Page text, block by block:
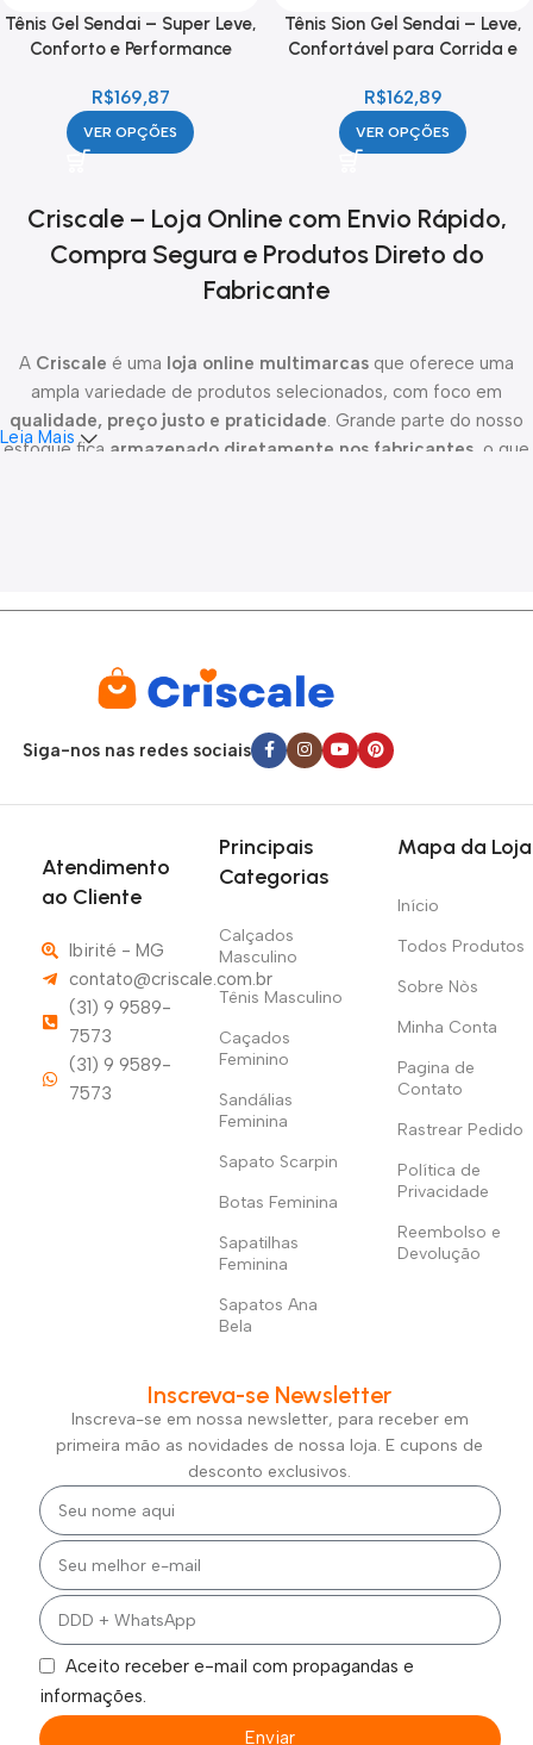
Tênis Gel Sendai – Super Leve,
Conforto e Performance
R$169,87
VER OPÇÕES
Tênis Sion Gel Sendai – Leve,
Confortável para Corrida e
R$162,89
VER OPÇÕES
Criscale – Loja Online com Envio Rápido,
Compra Segura e Produtos Direto do
Fabricante
A Criscale é uma loja online multimarcas que oferece uma
ampla variedade de produtos selecionados, com foco em
qualidade, preço justo e praticidade. Grande parte do nosso
estoque fica armazenado diretamente nos fabricantes , o que
despachados em até 24 horas, garantindo agilidade e
parceiros logísticos confiáveis para realizar
Brasil , sempre com código de rastreamento para
acompanhamento do pedido.
confiável, compagamento protegido,atendimento
e informações claras sobre prazos e envio. Nosso
compromisso é oferecer uma experiência de compra simples,
segura e eficiente, conectando você diretamente aos melhores
produtos do mercado.
Leia Mais
Siga-nos nas redes sociais
Atendimento
ao Cliente
Ibirité - MG
contato@criscale.com.br
(31) 9 9589-
7573
(31) 9 9589-
7573
Principais
Categorias
Calçados
Masculino
Tênis Masculino
Caçados
Feminino
Sandálias
Feminina
Sapato Scarpin
Botas Feminina
Sapatilhas
Feminina
Sapatos Ana
Bela
Mapa da Loja
Início
Todos Produtos
Sobre Nòs
Minha Conta
Pagina de
Contato
Rastrear Pedido
Política de
Privacidade
Reembolso e
Devolução
Inscreva-se Newsletter
Inscreva-se em nossa newsletter, para receber em
primeira mão as novidades de nossa loja. E cupons de
desconto exclusivos.
Aceito receber e-mail com propagandas e
informações.
Enviar